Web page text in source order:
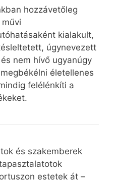
hozzávetőleg
kialakult,
úgynevezett
nem hívő ugyanúgy
életellenes
felélénkíti a
és szakemberek
estetek át –